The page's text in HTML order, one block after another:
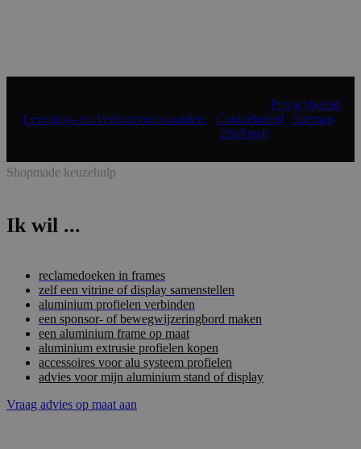
Privacybeleid
Leverings- en Verhuurvoorwaarden
Cookiebeleid Sitemap|
2BeFresh
Shopmade keuzehulp
Ik wil ...
reclamedoeken in frames
zelf een vitrine of display samenstellen
aluminium profielen verbinden
een sponsor- of bewegwijzeringbord maken
een aluminium frame op maat
aluminium extrusie profielen kopen
accessoires voor alu systeem profielen
advies voor mijn aluminium stand of display
Vraag advies op maat aan